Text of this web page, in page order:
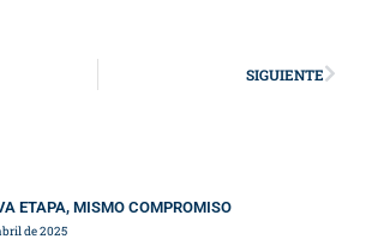
SIGUIENTE
ETAPA, MISMO COMPROMISO
de 2025